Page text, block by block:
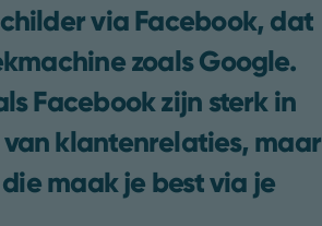
via Facebook, dat
zoals Google.
Facebook zijn sterk in
klantenrelaties, maar
maak je best via je